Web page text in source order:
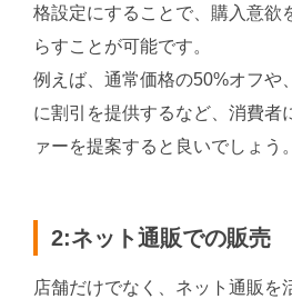
格設定にすることで、購入意欲
らすことが可能です。
例えば、通常価格の50%オフや
に割引を提供するなど、消費者
ァーを提案すると良いでしょう。
2:ネット通販での販売
店舗だけでなく、ネット通販を